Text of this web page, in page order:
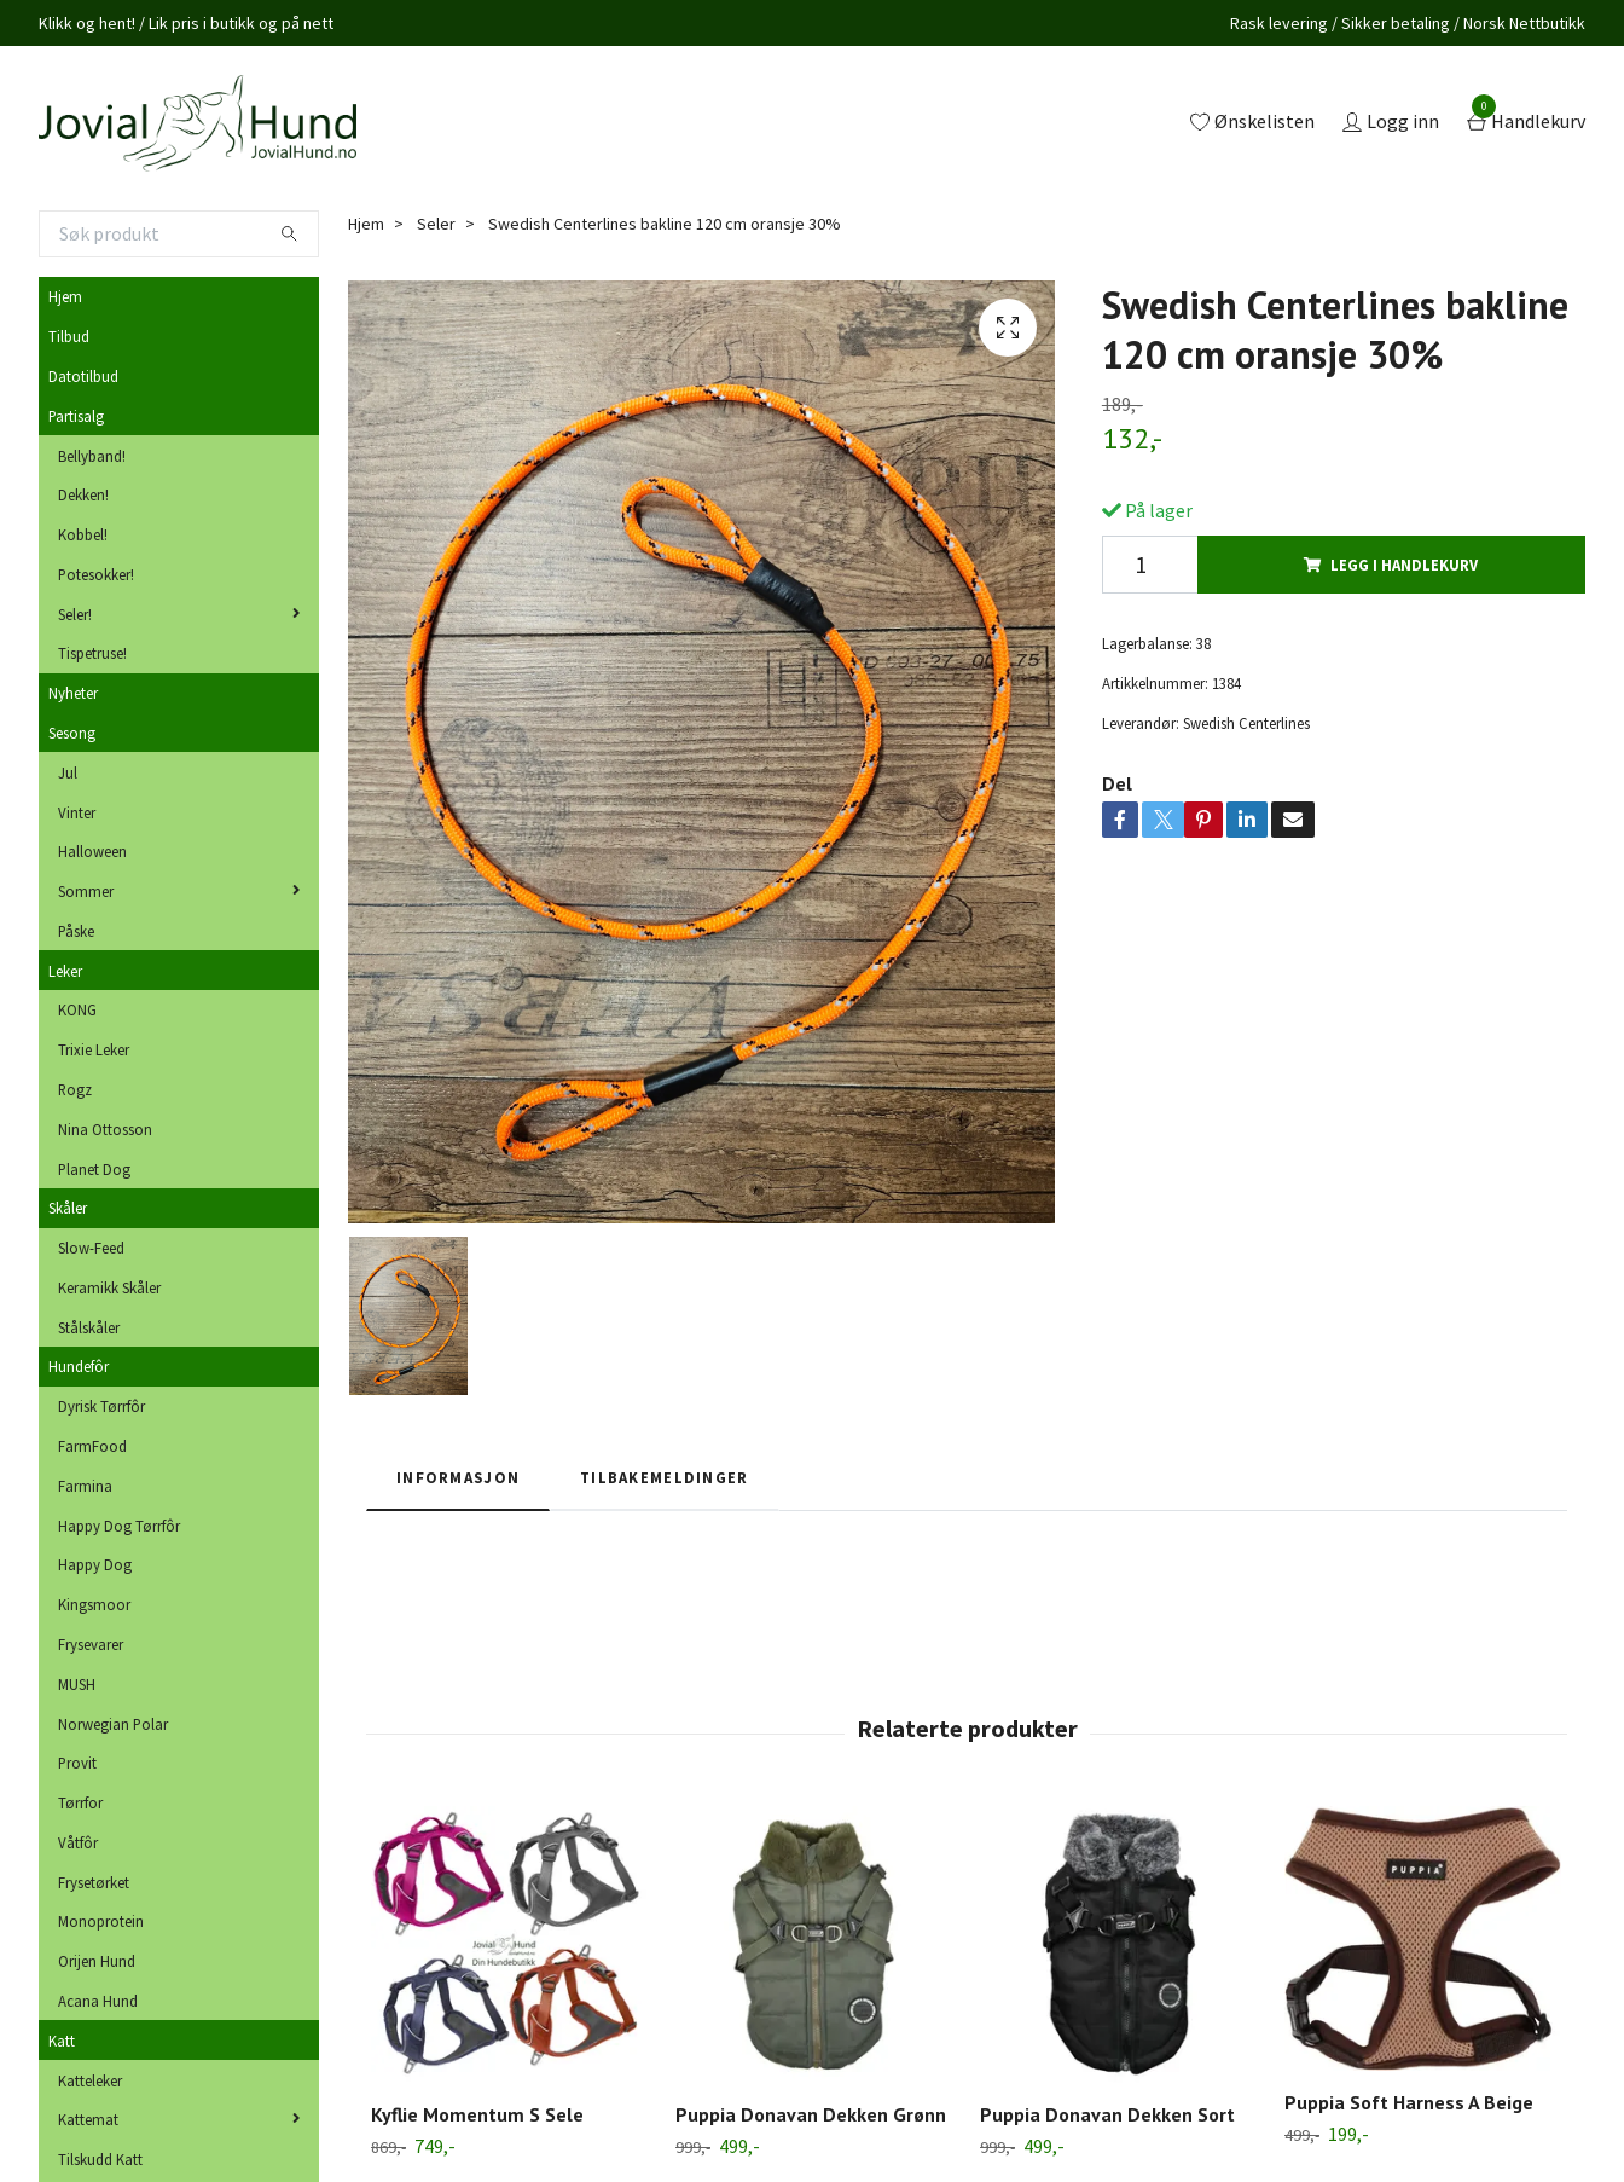
Klikk og hent! / Lik pris i butikk og på nett Rask levering / Sikker betaling / Norsk Nettbutikk
Ønskelisten Logg inn
0
Handlekurv
Hjem
Tilbud
Datotilbud
Partisalg
Bellyband!
Dekken!
Kobbel!
Potesokker!
Seler!
Tispetruse!
Nyheter
Sesong
Jul
Vinter
Halloween
Sommer
Påske
Leker
KONG
Trixie Leker
Rogz
Nina Ottosson
Planet Dog
Skåler
Slow-Feed
Keramikk Skåler
Stålskåler
Hundefôr
Dyrisk Tørrfôr
FarmFood
Farmina
Happy Dog Tørrfôr
Happy Dog
Kingsmoor
Frysevarer
MUSH
Norwegian Polar
Provit
Tørrfor
Våtfôr
Frysetørket
Monoprotein
Orijen Hund
Acana Hund
Katt
Katteleker
Kattemat
Tilskudd Katt
Hjem Seler Swedish Centerlines bakline 120 cm oransje 30%
Swedish Centerlines bakline
120 cm oransje 30%
189,-
132,-
På lager
LEGG I HANDLEKURV
Lagerbalanse: 38
Artikkelnummer: 1384
Leverandør: Swedish Centerlines
Del
INFORMASJON TILBAKEMELDINGER
Kyflie Momentum S Sele
869,- 749,-
Puppia Donavan Dekken Grønn
999,- 499,-
Puppia Donavan Dekken Sort
999,- 499,-
Puppia Soft Harness A Beige
499,- 199,-